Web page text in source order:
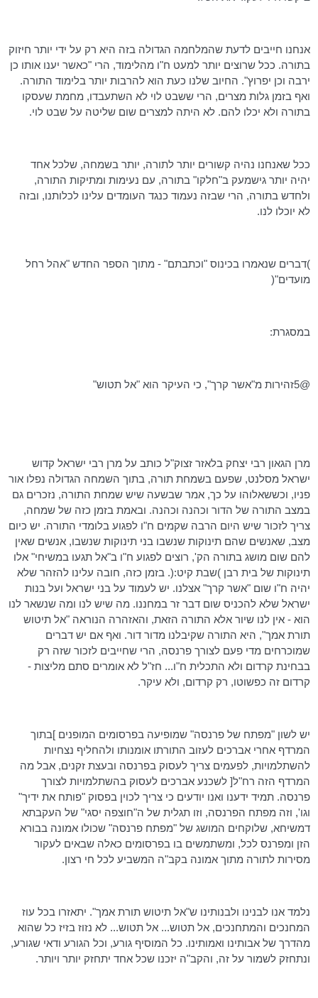
אנחנו חייבים לדעת שהמלחמה הגדולה בזה היא רק על ידי יותר חיזוק
בתורה. ככל שרוצים יותר למעט ח"ו מהלימוד, הרי "כאשר יענו אותו כן
ירבה וכן יפרוץ". החיוב שלנו כעת הוא להרבות יותר בלימוד התורה.
ואף בזמן גלות מצרים, הרי ששבט לוי לא השתעבדו, מחמת שעסקו
בתורה ולא יכלו להם. לא היתה למצרים שום שליטה על שבט לוי.
ככל שאנחנו נהיה קשורים יותר לתורה, יותר בשמחה, שלכל אחד
יהיה יותרגישמעק ב"חלקו" בתורה, עם נעימות ומתיקות התורה,
ולחדש בתורה, הרי שבזה נעמוד כנגד העומדים עלינו לכלותנו, ובזה
לא יוכלו לנו.
)דברים שנאמרו בכינוס "וכתבתם" - מתוך הספר החדש "אהל רחל
מועדים"(
במסגרת:
@5זהירות מ"אשר קרך", כי העיקר הוא "אלתטוש"
מרן הגאון רבי יצחק בלאזר זצוק"ל כותב על מרן רבי ישראל קדוש
ישראל מסלנט, שפעם בשמחת תורה, בתוך השמחה הגדולה נפלו אור
פניו, וכששאלוהו על כך, אמר שבשעה שיש שמחת התורה, נזכרים גם
במצב התורה של הדור וכהנה וכהנה. ובאמת בזמן כזה של שמחה,
צריך לזכור שיש היום הרבה שקמים ח"ו לפגוע בלומדי התורה. יש כיום
מצב, שאנשים שהם תינוקות שנשבו בני תינוקות שנשבו, אנשים שאין
להם שום מושג בתורה הק', רוצים לפגוע ח"ו ב"אל תגעו במשיחי" אלו
תינוקות של בית רבן )שבת קיט:(. בזמן כזה, חובה עלינו להזהר שלא
יהיה ח"ו שום "אשר קרך" אצלנו. יש לעמוד על בני ישראל ועל בנות
ישראל שלא להכניס שום דבר זר במחננו. מה שיש לנו ומה שנשאר לנו
הוא - אין לנו שיור אלא התורה הזאת, והאזהרה הנוראה "אל תיטוש
תורת אמך", היא התורה שקיבלנו מדור דור. ואף אם יש דברים
שמוכרחים מדי פעם לצורך פרנסה, הרי שחייבים לזכור שזה רק
בבחינת קרדום ולא התכלית ח"ו... חז"ל לא אומרים סתם מליצות -
קרדום זה כפשוטו, רק קרדום, ולא עיקר.
יש לשון "מפתח של פרנסה" שמופיעה בפרסומים המופנים ]בתוך
המרדף אחרי אברכים לעזוב התורתו אומנותו ולהחליף נצחיות
להשתלמויות, לפעמים צריך לעסוק בפרנסה ובעצת זקנים, אבל מה
המרדף הזה רח"ל[ לשכנע אברכים לעסוק בהשתלמויות לצורך
פרנסה. תמיד ידענו ואנו יודעים כי צריךלכוין בפסוק "פותח את ידיך"
וגו', וזה מפתח הפרנסה, וזו תגלית של ה"חוצפה יסגי" של העקבתא
דמשיחא, שלוקחים המושג של "מפתח פרנסה" שכולו אמונה בבורא
הזן ומפרנס לכל, ומשתמשים בו בפרסומים כאלה שבאים לעקור
מסירות לתורה מתוך אמונה בקב"ה המשביע לכל חי רצון.
נלמד אנו לבנינו ולבנותינו ש"אל תיטוש תורת אמך". יתאזרו בכל עוז
המחנכים והמתחנכים, אלתטוש... אלתטוש... לא נזוז בזיז כל שהוא
מהדרך של אבותינו ואמותינו. כל המוסיף גורע, וכל הגורע ודאי שגורע,
ונתחזק לשמור על זה, והקב"ה יזכנו שכל אחד יתחזק יותר ויותר.